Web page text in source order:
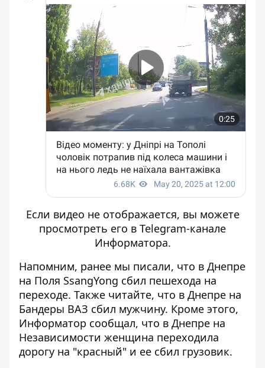
Если видео не отображается, вы можете
просмотреть его в Telegram-канале
Информатора.
Напомним, ранее мы писали, что в Днепре
на Поля SsangYong сбил пешехода на
переходе. Также читайте, что в Днепре на
Бандеры ВАЗ сбил мужчину. Кроме этого,
Информатор сообщал, что в Днепре на
Независимости женщина переходила
дорогу на "красный" и ее сбил грузовик.